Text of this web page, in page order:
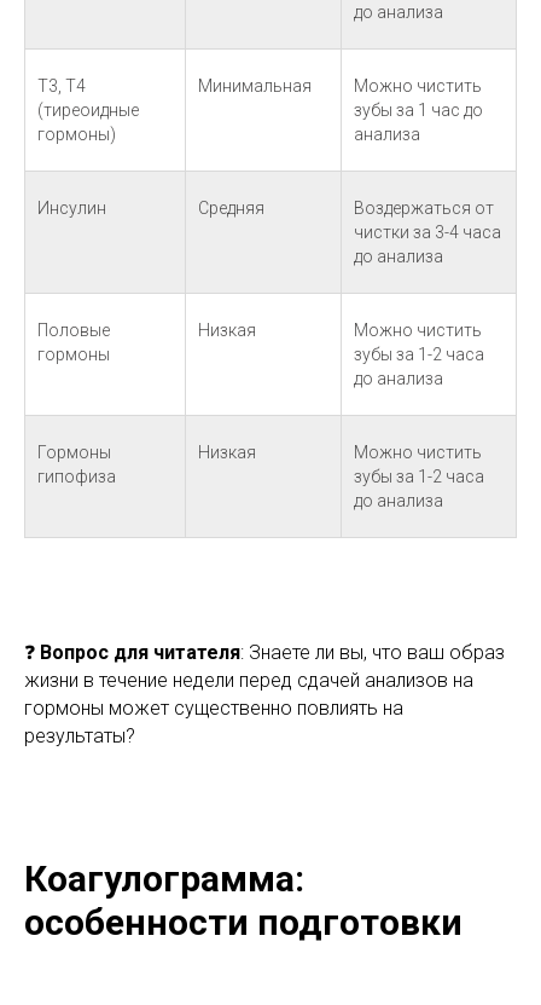
до анализа
Т3, Т4
(тиреоидные
гормоны)
Минимальная
Можно чистить
зубы за 1 час до
анализа
Инсулин Средняя
Воздержаться от
чистки за 3-4 часа
до анализа
Половые
гормоны
Низкая
Можно чистить
зубы за 1-2 часа
до анализа
Гормоны
гипофиза
Низкая
Можно чистить
зубы за 1-2 часа
до анализа
❓ Вопрос для читателя: Знаете ли вы, что ваш образ
жизни в течение недели перед сдачей анализов на
гормоны может существенно повлиять на
результаты?
Коагулограмма:
особенности подготовки